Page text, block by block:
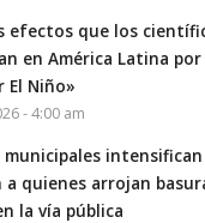
efectos que los
en América Latina
El Niño»
- 4:00 am
municipales
a quienes arrojan
la vía pública